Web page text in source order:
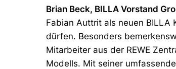
Brian Beck, BILLA Vorstand
Fabian Auttrit als neuen BILLA
dürfen. Besonders
Mitarbeiter aus der REWE
Modells. Mit seiner